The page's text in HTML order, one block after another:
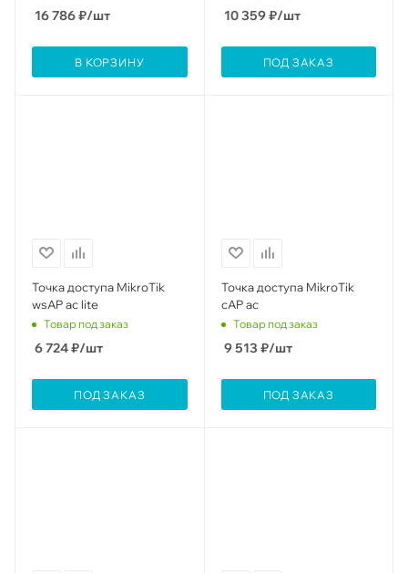
16 786₽/шт
В КОРЗИНУ
10 359₽/шт
ПОД ЗАКАЗ
Точка доступа MikroTik
wsAP ac lite
Товар под заказ
6 724₽/шт
ПОД ЗАКАЗ
Точка доступа MikroTik
cAP ac
Товар под заказ
9 513 ₽/шт
ПОД ЗАКАЗ